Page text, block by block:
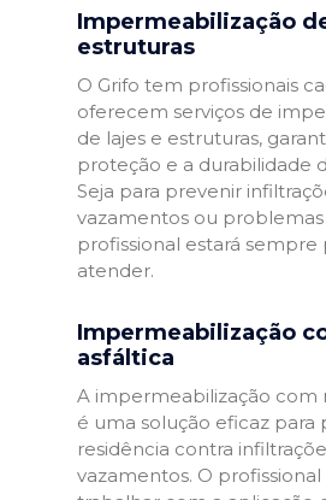
Impermeabilização
estruturas
O Grifo tem profissionais
oferecem serviços de
de lajes e estruturas,
proteção e a durabilidade
Seja para prevenir
vazamentos ou problemas
profissional estará
atender.
Impermeabilização
asfáltica
A impermeabilização com
é uma solução eficaz para
residência contra
vazamentos. O profissional